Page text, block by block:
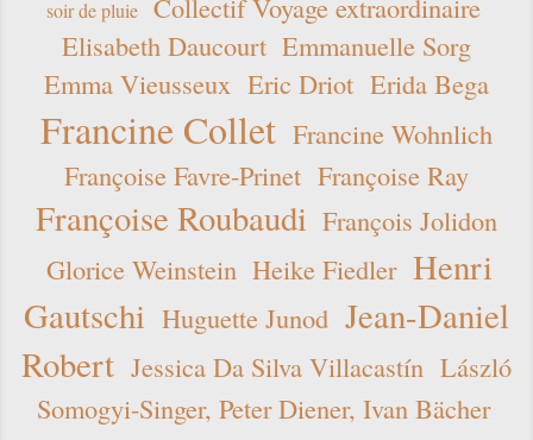
soir de pluie
Collectif Voyage extraordinaire
Elisabeth Daucourt Emmanuelle Sorg
Emma Vieusseux Eric Driot Erida Bega
Francine Collet Francine Wohnlich
Françoise Favre-Prinet Françoise Ray
Françoise Roubaudi François Jolidon
Glorice Weinstein Heike Fiedler Henri
Gautschi Huguette Junod Jean-Daniel
Robert Jessica Da Silva Villacastín László
Somogyi-Singer, Peter Diener, Ivan Bächer